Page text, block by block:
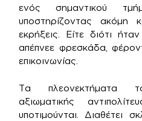
ενός σημαντικού
υποστηρίζοντας ακόμη
εκρήξεις. Είτε διότι
απέπνεε φρεσκάδα,
επικοινωνίας.
Τα πλεονεκτήματα
αξιωματικής
υποτιμούνται. Διαθέτει